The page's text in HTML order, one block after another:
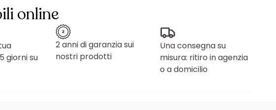
online
giorni su
2 anni di garanzia sui
nostri prodotti
Una consegna su
misura: ritiro in agenzia
o a domicilio